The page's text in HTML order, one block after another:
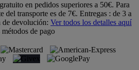
en pedidos superiores a 50€. Para
del transporte es de 7€. Entregas : de 3 a
de devolución: Ver todos los detalles aquí
de pago